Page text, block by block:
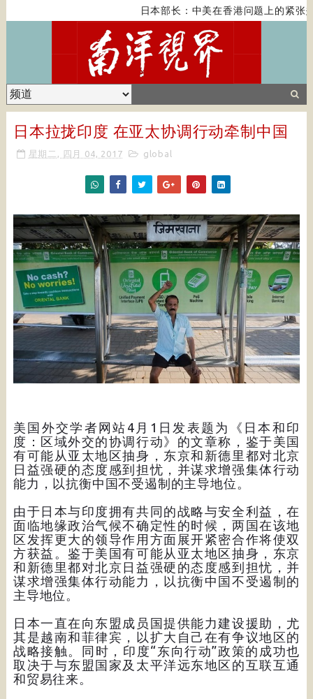
日本部长：中美在香港问题上的紧张关
日本拉拢印度 在亚太协调行动牵制中国
星期二, 四月 04, 2017 global
美国外交学者网站4月1日发表题为《日本和印
度：区域外交的协调行动》的文章称，鉴于美国
有可能从亚太地区抽身，东京和新德里都对北京
日益强硬的态度感到担忧，并谋求增强集体行动
能力，以抗衡中国不受遏制的主导地位。
由于日本与印度拥有共同的战略与安全利益，在
面临地缘政治气候不确定性的时候，两国在该地
区发挥更大的领导作用方面展开紧密合作将使双
方获益。鉴于美国有可能从亚太地区抽身，东京
和新德里都对北京日益强硬的态度感到担忧，并
谋求增强集体行动能力，以抗衡中国不受遏制的
主导地位。
日本一直在向东盟成员国提供能力建设援助，尤
其是越南和菲律宾，以扩大自己在有争议地区的
战略接触。同时，印度“东向行动”政策的成功也
取决于与东盟国家及太平洋远东地区的互联互通
和贸易往来。